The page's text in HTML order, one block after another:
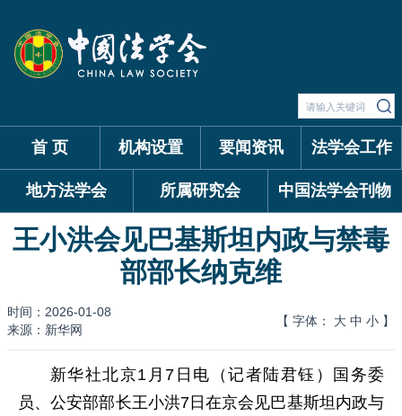
首 页 机构设置 要闻资讯 法学会工作
地方法学会 所属研究会 中国法学会刊物
王小洪会见巴基斯坦内政与禁毒
部部长纳克维
时间：2026-01-08
来源：新华网
【 字体： 大 中 小 】
新华社北京1月7日电（记者陆君钰）国务委
员、公安部部长王小洪7日在京会见巴基斯坦内政与